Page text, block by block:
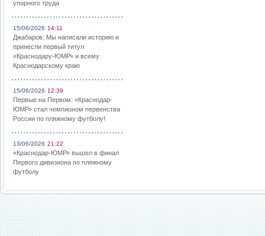
упорного труда
15/06/2026 14:11
Джабаров: Мы написали историю и
принесли первый титул
«Краснодару-ЮМР» и всему
Краснодарскому краю
15/06/2026 12:39
Первые на Первом: «Краснодар-
ЮМР» стал чемпионом первенства
России по пляжному футболу!
13/06/2026 21:22
«Краснодар-ЮМР» вышел в финал
Первого дивизиона по пляжному
футболу